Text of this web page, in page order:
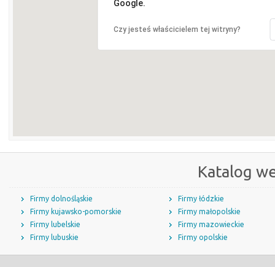
Google.
Czy jesteś właścicielem tej witryny?
Katalog
Firmy dolnośląskie
Firmy kujawsko-pomorskie
Firmy lubelskie
Firmy lubuskie
Firmy łódzkie
Firmy małopolskie
Firmy mazowieckie
Firmy opolskie